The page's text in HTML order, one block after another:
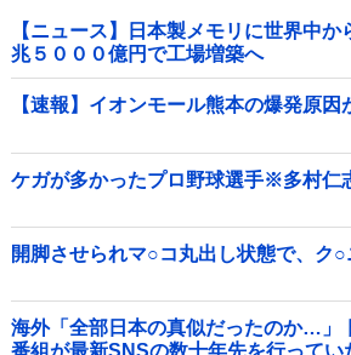
【ニュース】日本製メモリに世界中か
兆５０００億円で工場増築へ
【速報】イオンモール熊本の爆発原因
ケガが多かったプロ野球選手※多村仁
開脚させられマ○コ丸出し状態で、ク
海外「全部日本の真似だったのか…」